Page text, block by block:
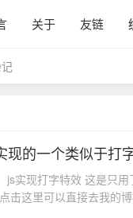
关于 友链
现的一个类似于打
我的博客! // html文字类似于打字特效 function